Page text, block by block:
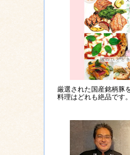
厳選された国産銘柄豚
料理はどれも絶品です。